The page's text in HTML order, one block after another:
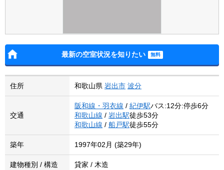
最新の空室状況を知りたい
住所 和歌山県 岩出市 波分
交通
阪和線・羽衣線 / 紀伊駅バス:12分:停歩6分
和歌山線 / 岩出駅徒歩53分
和歌山線 / 船戸駅徒歩55分
築年 1997年02月 (築29年)
建物種別 / 構造 貸家 / 木造